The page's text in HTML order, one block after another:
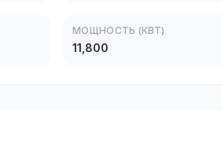
МОЩНОСТЬ (КВТ)
11,800